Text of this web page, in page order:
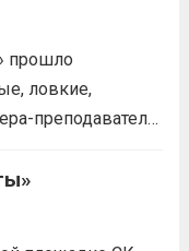
прошло
ловкие,
преподавателя
и